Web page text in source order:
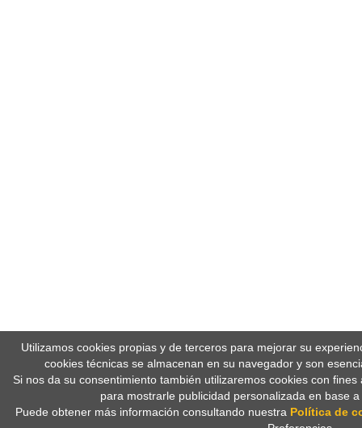
Utilizamos cookies propias y de terceros para mejorar su
cookies técnicas se almacenan en su navegador y son
Si nos da su consentimiento también utilizaremos cookies con
para mostrarle publicidad personalizada en base
Puede obtener más información consultando nuestra Política de